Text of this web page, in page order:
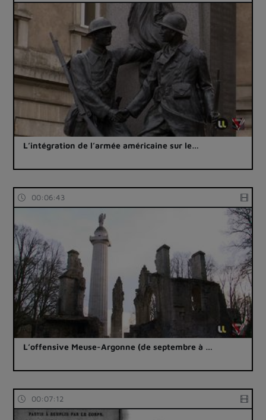
L’intégration de l’armée américaine sur le…
00:06:43
L’offensive Meuse-Argonne (de septembre à …
00:07:12